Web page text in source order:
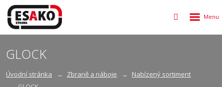
Vyhledávání
Rozbalení
GLOCK
Úvodní stránka Zbraně a náboje
Nabízený sortiment